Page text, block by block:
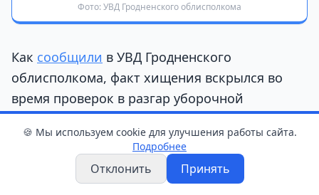
Фото: УВД Гродненского облисполкома
Как сообщили в УВД Гродненского
облисполкома, факт хищения вскрылся во
время проверок в разгар уборочной
кампании. Сотрудники милиции установили,
что тракторист-машинист, задействованный
на опрыскивании полей, систематически
использовал казенные ресурсы в личных
🍪 Мы используем cookie для улучшения работы сайта.
Подробнее
Отклонить Принять